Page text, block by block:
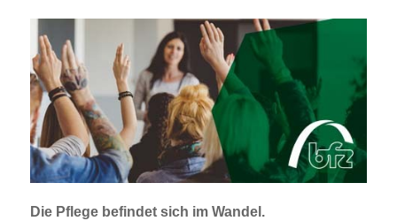
Presse und Medien
bbw e. V.
Karriere
Presse
Die Pflege befindet sich im Wandel.